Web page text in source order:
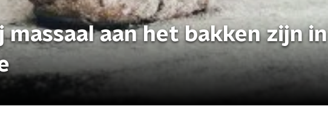
massaal aan het bakken zijn in